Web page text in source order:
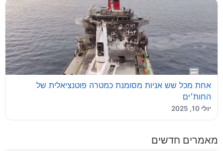
אחת מכל שש אניות מסומנת כמטרה פוטנציאלית של
החות׳ים
יולי 10, 2025
מאמרים חדשים